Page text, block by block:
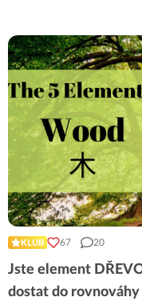
KLUB 67 20
Jste element
dostat do rovnováhy